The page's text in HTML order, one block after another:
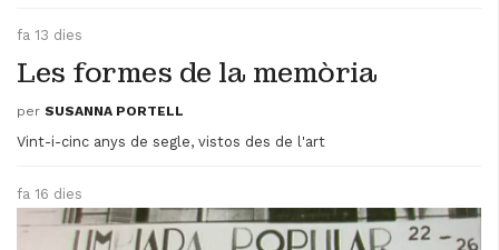
fa 13 dies
Les formes de la memòria
per SUSANNA PORTELL
Vint-i-cinc anys de segle, vistos des de l'art
fa 16 dies